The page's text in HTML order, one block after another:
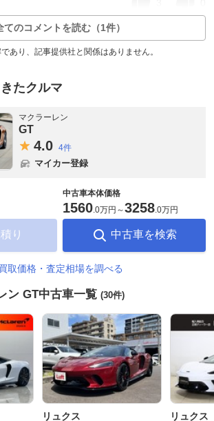
てのコメントを読む（1件）
あり、記事提供社と関係はありません。
たクルマ
マクラーレン
GT
4.0 4件
マイカー登録
り
中古車本体価格
1560.0万円 ～3258.0万円
中古車を検索
取価格・査定相場を調べる
ン GT中古車一覧 (30件)
リュクス リュクス